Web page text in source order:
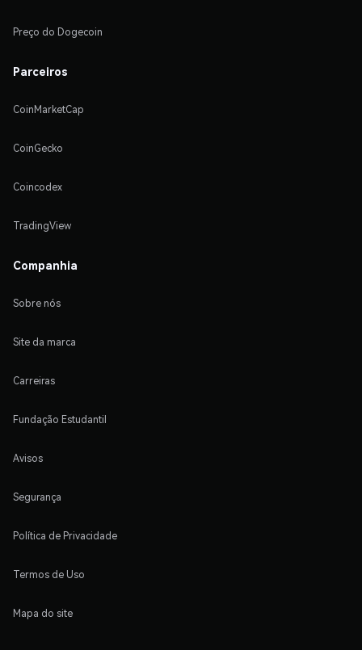
Preço do Dogecoin
Parceiros
CoinMarketCap
CoinGecko
Coincodex
TradingView
Companhia
Sobre nós
Site da marca
Carreiras
Fundação Estudantil
Avisos
Segurança
Política de Privacidade
Termos de Uso
Mapa do site